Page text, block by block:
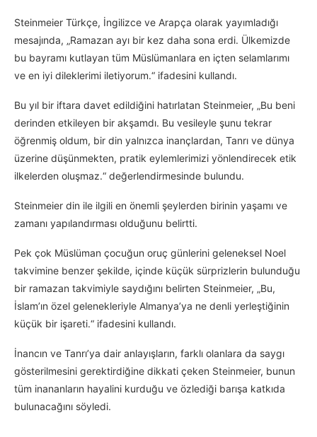
Steinmeier Türkçe, İngilizce ve Arapça olarak yayımladığı
mesajında, „Ramazan ayı bir kez daha sona erdi. Ülkemizde
bu bayramı kutlayan tüm Müslümanlara en içten selamlarımı
ve en iyi dileklerimi iletiyorum.“ ifadesini kullandı.
Bu yıl bir iftara davet edildiğini hatırlatan Steinmeier, „Bu beni
derinden etkileyen bir akşamdı. Bu vesileyle şunu tekrar
öğrenmiş oldum, bir din yalnızca inançlardan, Tanrı ve dünya
üzerine düşünmekten, pratik eylemlerimizi yönlendirecek etik
ilkelerden oluşmaz.“ değerlendirmesinde bulundu.
Steinmeier din ile ilgili en önemli şeylerden birinin yaşamı ve
zamanı yapılandırması olduğunu belirtti.
Pek çok Müslüman çocuğun oruç günlerini geleneksel Noel
takvimine benzer şekilde, içinde küçük sürprizlerin bulunduğu
bir ramazan takvimiyle saydığını belirten Steinmeier, „Bu,
İslam’ın özel gelenekleriyle Almanya’ya ne denli yerleştiğinin
küçük bir işareti.“ ifadesini kullandı.
İnancın ve Tanrı’ya dair anlayışların, farklı olanlara da saygı
gösterilmesini gerektirdiğine dikkati çeken Steinmeier, bunun
tüm inananların hayalini kurduğu ve özlediği barışa katkıda
bulunacağını söyledi.